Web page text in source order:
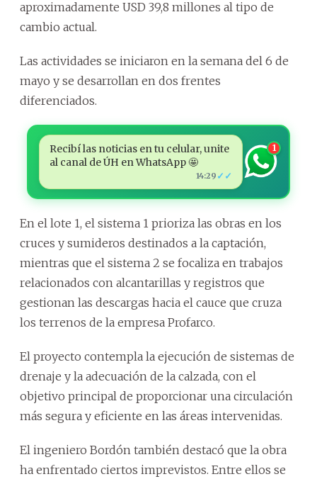
aproximadamente USD 39,8 millones al tipo de
cambio actual.
Las actividades se iniciaron en la semana del 6 de
mayo y se desarrollan en dos frentes
diferenciados.
Recibí las noticias en tu celular, unite
al canal de ÚH en WhatsApp 🤩
14:29 ✓✓
1
En el lote 1, el sistema 1 prioriza las obras en los
cruces y sumideros destinados a la captación,
mientras que el sistema 2 se focaliza en trabajos
relacionados con alcantarillas y registros que
gestionan las descargas hacia el cauce que cruza
los terrenos de la empresa Profarco.
El proyecto contempla la ejecución de sistemas de
drenaje y la adecuación de la calzada, con el
objetivo principal de proporcionar una circulación
más segura y eficiente en las áreas intervenidas.
El ingeniero Bordón también destacó que la obra
ha enfrentado ciertos imprevistos. Entre ellos se